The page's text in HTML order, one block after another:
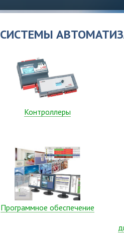
СИСТЕМЫ
Контроллеры
Программное обеспечение